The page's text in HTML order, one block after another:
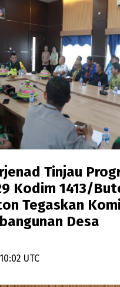
Tinjau
Kodim 1413/
Tegaskan
Desa
UTC